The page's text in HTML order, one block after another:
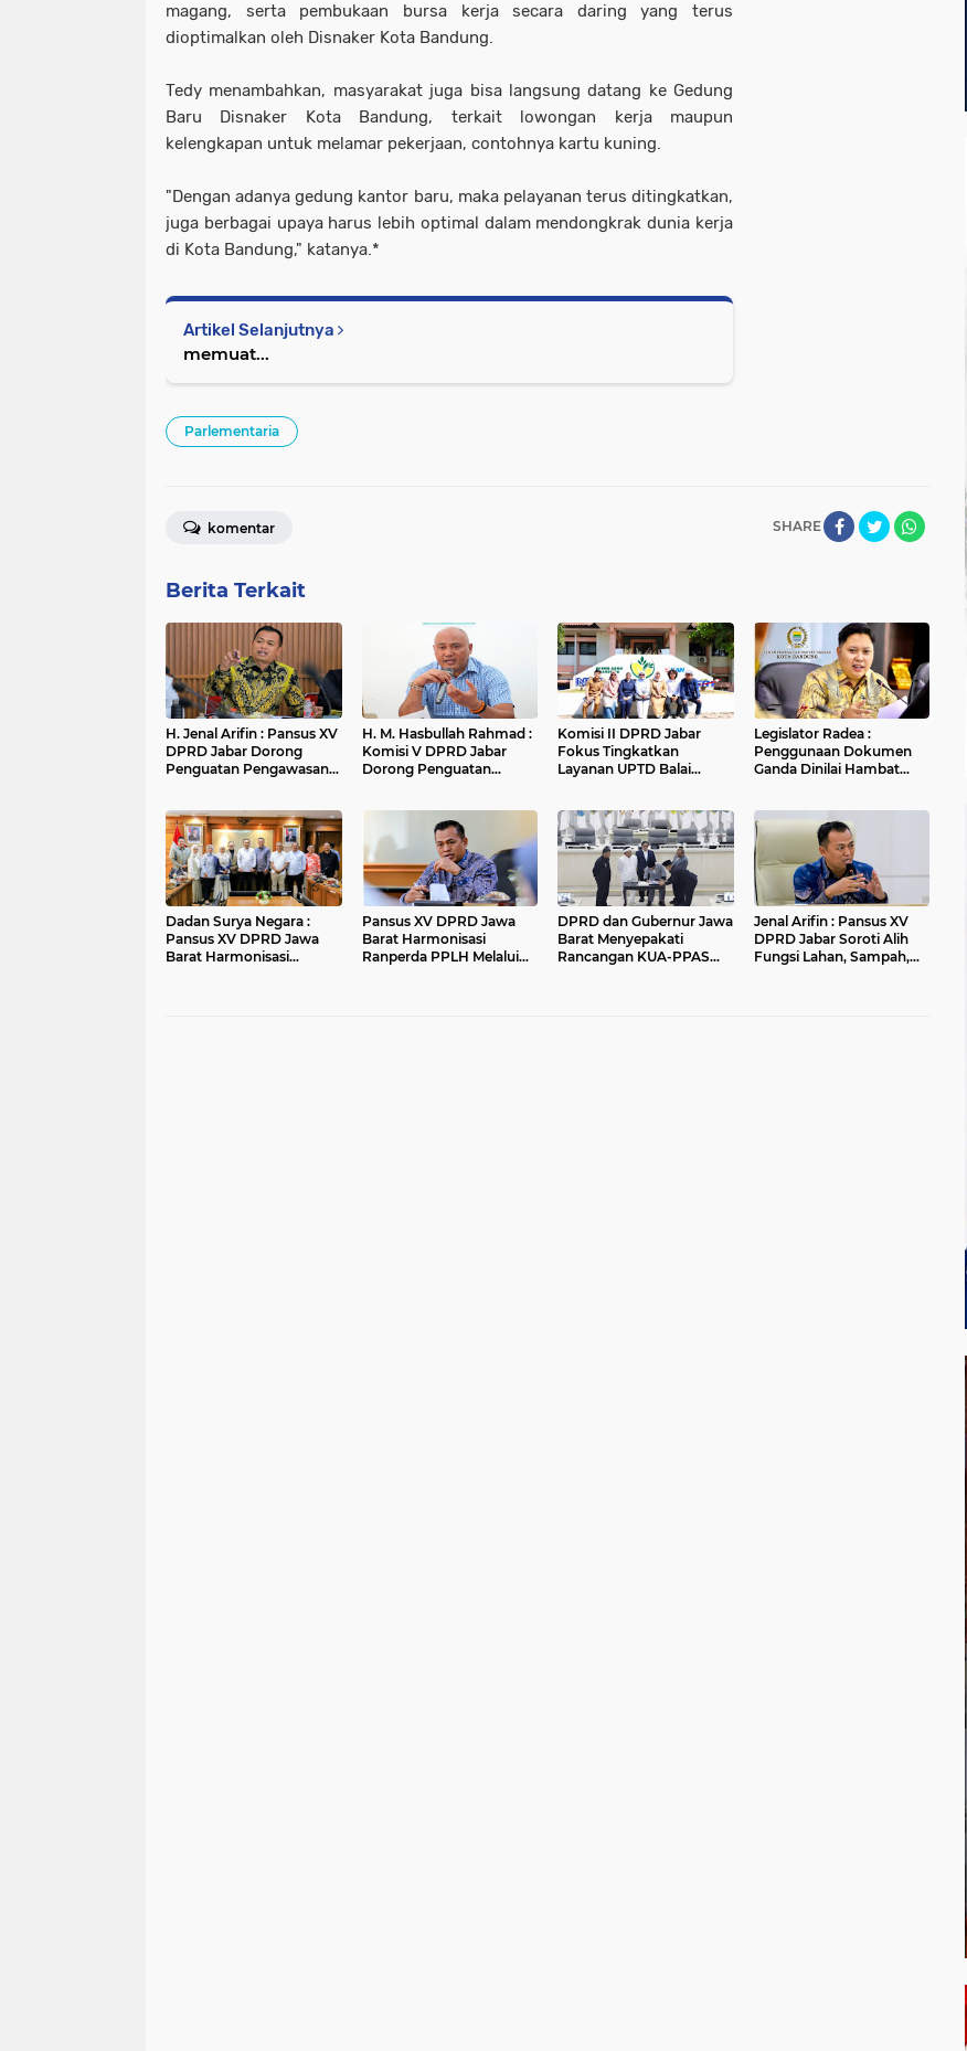
magang, serta pembukaan bursa kerja secara daring yang terus
dioptimalkan oleh Disnaker Kota Bandung.
Tedy menambahkan, masyarakat juga bisa langsung datang ke Gedung
Baru Disnaker Kota Bandung, terkait lowongan kerja maupun
kelengkapan untuk melamar pekerjaan, contohnya kartu kuning.
"Dengan adanya gedung kantor baru, maka pelayanan terus ditingkatkan,
juga berbagai upaya harus lebih optimal dalam mendongkrak dunia kerja
di Kota Bandung," katanya.*
Artikel Selanjutnya
memuat...
Parlementaria
SHARE
komentar
Berita Terkait
H. Jenal Arifin : Pansus XV
DPRD Jabar Dorong
Penguatan Pengawasan
H. M. Hasbullah Rahmad :
Komisi V DPRD Jabar
Dorong Penguatan
Rakyat di Kabupaten
Bandung
Komisi II DPRD Jabar
Fokus Tingkatkan
Layanan UPTD Balai
Legislator Radea :
Penggunaan Dokumen
Ganda Dinilai Hambat
Sampah di Kota Bandung
Dadan Surya Negara :
Pansus XV DPRD Jawa
Barat Harmonisasi
Pansus XV DPRD Jawa
Barat Harmonisasi
Ranperda PPLH Melalui
DPRD dan Gubernur Jawa
Barat Menyepakati
Rancangan KUA-PPAS
Jenal Arifin : Pansus XV
DPRD Jabar Soroti Alih
Fungsi Lahan, Sampah,